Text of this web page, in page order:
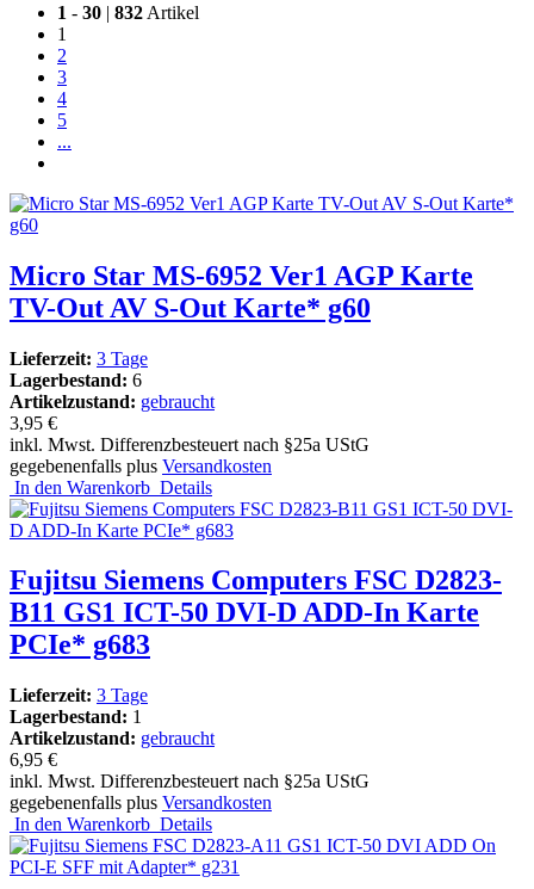
1 - 30 | 832 Artikel
1
2
3
4
5
...
Micro Star MS-6952 Ver1 AGP Karte
TV-Out AV S-Out Karte* g60
Lieferzeit: 3 Tage
Lagerbestand: 6
Artikelzustand: gebraucht
3,95 €
inkl. Mwst. Differenzbesteuert nach §25a UStG
gegebenenfalls plus Versandkosten
In den Warenkorb Details
Fujitsu Siemens Computers FSC D2823-
B11 GS1 ICT-50 DVI-D ADD-In Karte
PCIe* g683
Lieferzeit: 3 Tage
Lagerbestand: 1
Artikelzustand: gebraucht
6,95 €
inkl. Mwst. Differenzbesteuert nach §25a UStG
gegebenenfalls plus Versandkosten
In den Warenkorb Details